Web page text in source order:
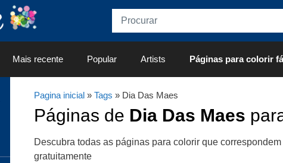
Mais recente Popular Artists Páginas para colorir
Pagina inicial» Tags » Dia Das Maes
Páginas de Dia Das Maes
Descubra todas as páginas para colorir que
gratuitamente